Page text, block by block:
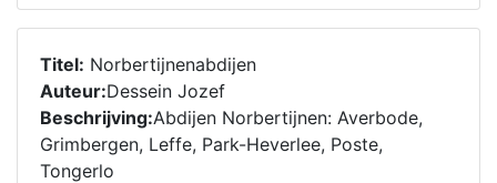
Titel: Norbertijnenabdijen
Auteur:Dessein Jozef
Beschrijving:Abdijen Norbertijnen: Averbode,
Grimbergen, Leffe, Park-Heverlee, Poste,
Tongerlo